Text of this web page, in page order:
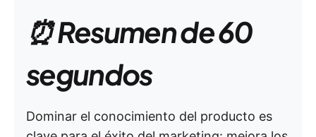
⏰ Resumen de 60
segundos
Dominar el conocimiento del producto es